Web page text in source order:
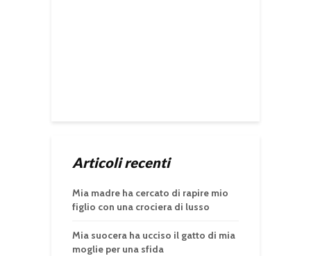
Articoli recenti
Mia madre ha cercato di rapire mio
figlio con una crociera di lusso
Mia suocera ha ucciso il gatto di mia
moglie per una sfida